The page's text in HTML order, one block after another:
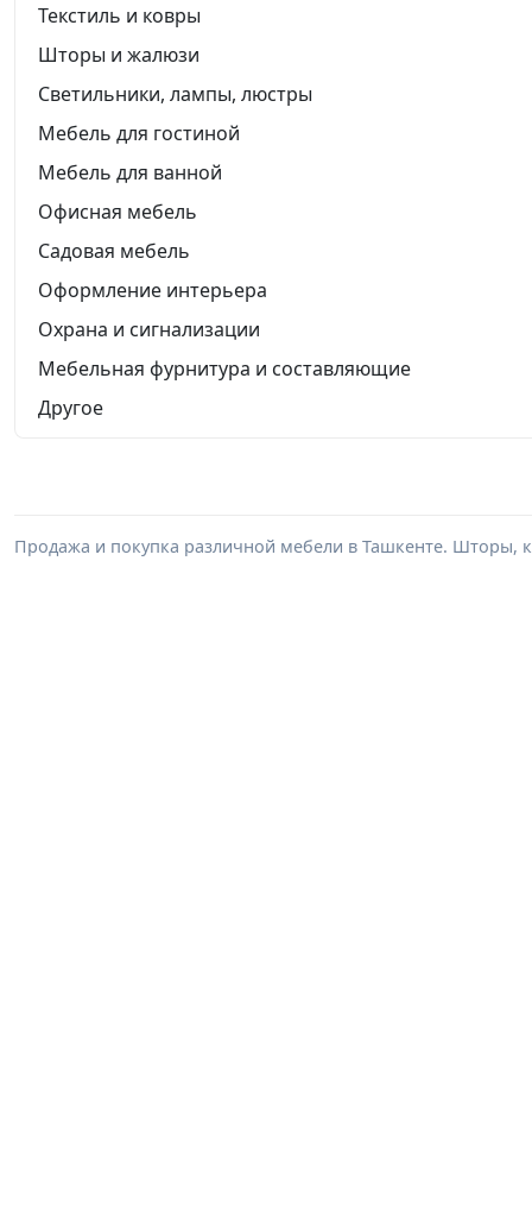
Текстиль и ковры
Шторы и жалюзи
Светильники, лампы, люстры
Мебель для гостиной
Мебель для ванной
Офисная мебель
Садовая мебель
Оформление интерьера
Охрана и сигнализации
Мебельная фурнитура и составляющие
Другое
Продажа и покупка различной мебели в Ташкенте. Шторы,